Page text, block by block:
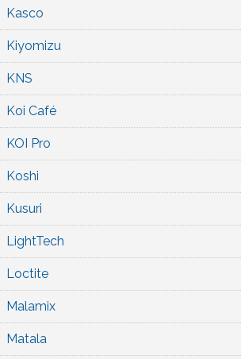
Kasco
Kiyomizu
KNS
Koi Café
KOI Pro
Koshi
Kusuri
LightTech
Loctite
Malamix
Matala